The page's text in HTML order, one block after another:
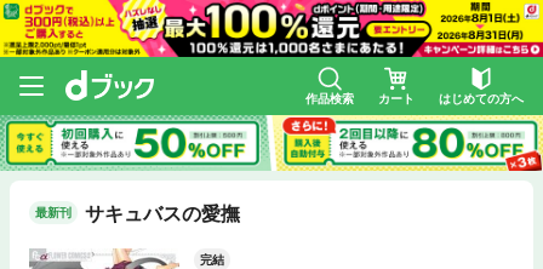
作品検索 カート はじめての方へ
最新刊 サキュバスの愛撫
完結